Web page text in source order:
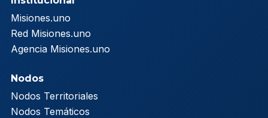
Misiones.uno
Red Misiones.uno
Agencia Misiones.uno
Nodos
Nodos Territoriales
Nodos Temáticos